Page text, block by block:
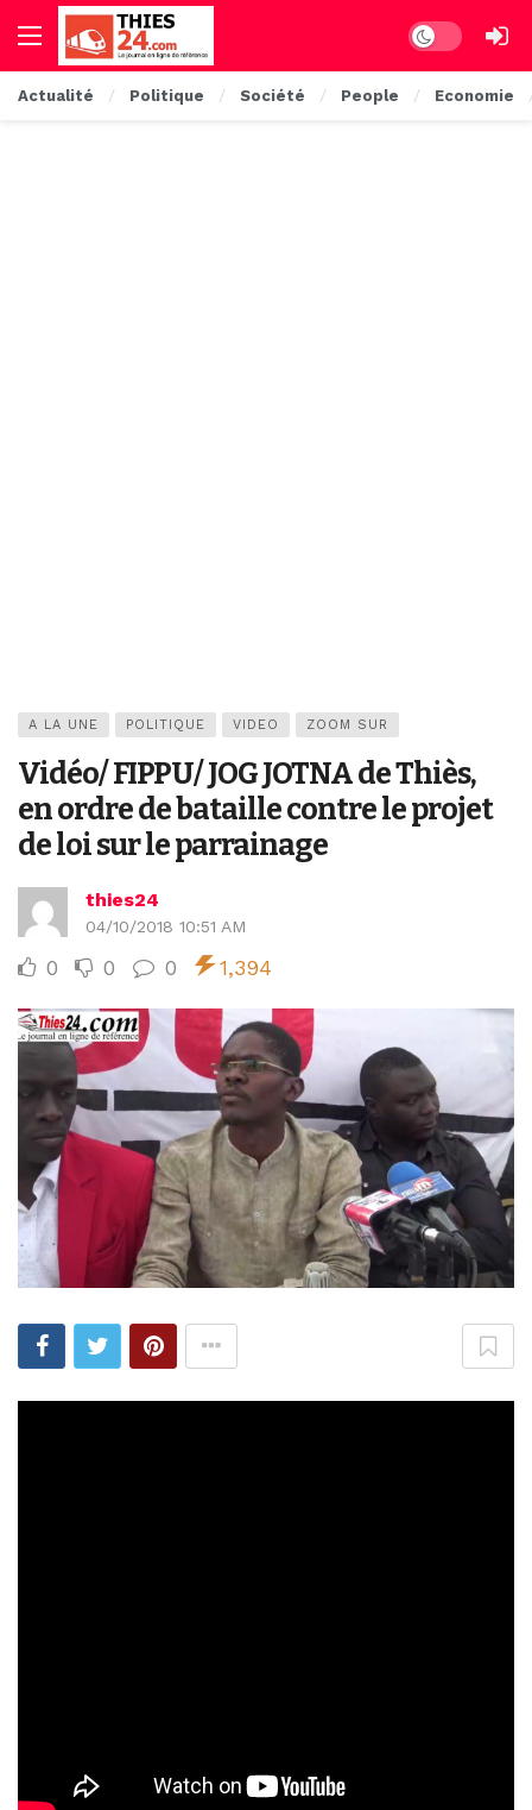
Dark mode
Actualité Politique Société People Economie
A LA UNE POLITIQUE VIDEO ZOOM SUR
Vidéo/ FIPPU/ JOG JOTNA de Thiès,
en ordre de bataille contre le projet
de loi sur le parrainage
thies24
04/10/2018 10:51 AM
0 0 0 1,394